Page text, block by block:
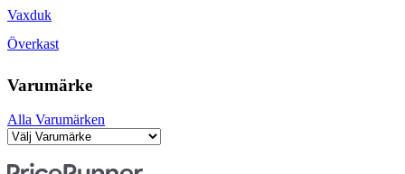
Vaxduk
Överkast
Varumärke
Alla Varumärken